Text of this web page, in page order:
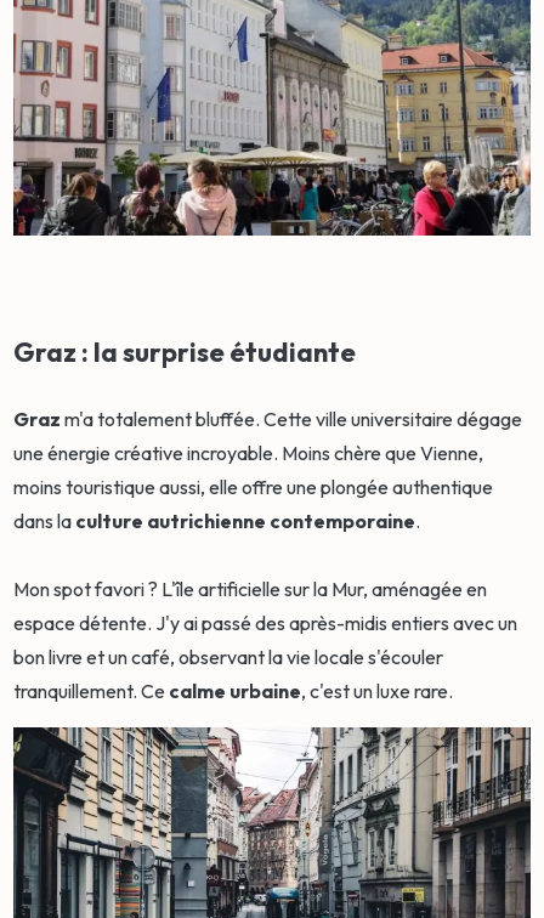
Graz : la surprise étudiante
Graz m'a totalement bluffée. Cette ville universitaire dégage
une énergie créative incroyable. Moins chère que Vienne,
moins touristique aussi, elle offre une plongée authentique
dans la culture autrichienne contemporaine.
Mon spot favori ? L'île artificielle sur la Mur, aménagée en
espace détente. J'y ai passé des après-midis entiers avec un
bon livre et un café, observant la vie locale s'écouler
tranquillement. Ce calme urbaine, c'est un luxe rare.